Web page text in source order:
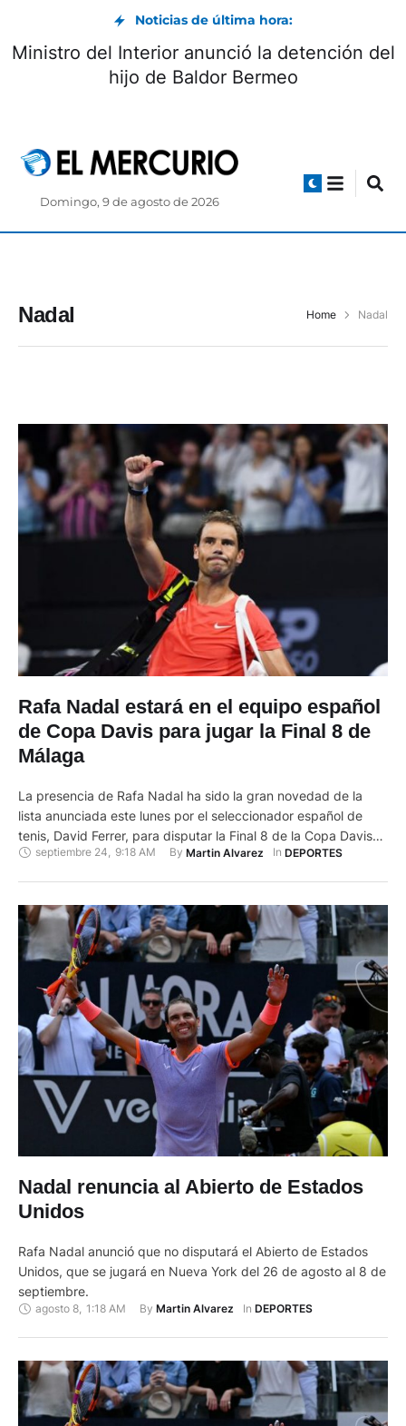
Noticias de última hora:
Ministro del Interior anunció la detención del
hijo de Baldor Bermeo
Domingo, 9 de agosto de 2026
Nadal Home Nadal
Rafa Nadal estará en el equipo español
de Copa Davis para jugar la Final 8 de
Málaga
La presencia de Rafa Nadal ha sido la gran novedad de la
lista anunciada este lunes por el seleccionador español de
tenis, David Ferrer, para disputar la Final 8 de la Copa Davis
2024 en Málaga del 19 al 24 de noviembre próximos; una
septiembre 24, 9:18 AM By Martin Alvarez In DEPORTES
Nadal renuncia al Abierto de Estados
Unidos
Rafa Nadal anunció que no disputará el Abierto de Estados
Unidos, que se jugará en Nueva York del 26 de agosto al 8 de
septiembre.
agosto 8 1:18 AM By Martin Alvarez In DEPORTES